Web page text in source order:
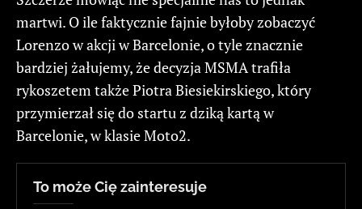
martwi. O ile faktycznie fajnie byłoby zobaczyć
Lorenzo w akcji w Barcelonie, o tyle znacznie
bardziej żałujemy, że decyzja MSMA trafiła
rykoszetem także Piotra Biesiekirskiego, który
przymierzał się do startu z dziką kartą w
Barcelonie, w klasie Moto2.
To może Cię zainteresuje